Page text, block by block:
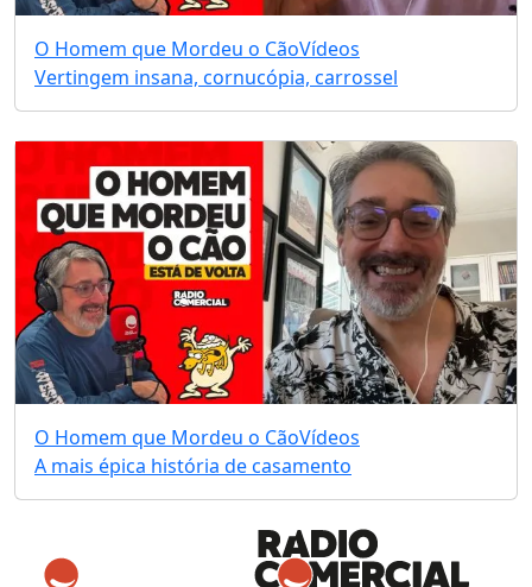
O Homem que Mordeu o CãoVídeos
Vertingem insana, cornucópia, carrossel
O Homem que Mordeu o CãoVídeos
A mais épica história de casamento